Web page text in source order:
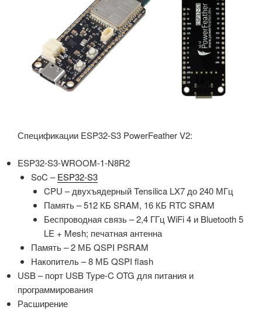
Спецификации ESP32-S3 PowerFeather V2:
ESP32-S3-WROOM-1-N8R2
SoC –ESP32-S3
CPU – двухъядерный Tensilica LX7 до 240 МГц
Память – 512 КБ SRAM, 16 КБ RTC SRAM
Беспроводная связь – 2,4 ГГц WiFi 4 и Bluetooth 5
LE + Mesh; печатная антенна
Память – 2 МБ QSPI PSRAM
Накопитель – 8 МБ QSPI flash
USB – порт USB Type-C OTG для питания и
программирования
Расширение